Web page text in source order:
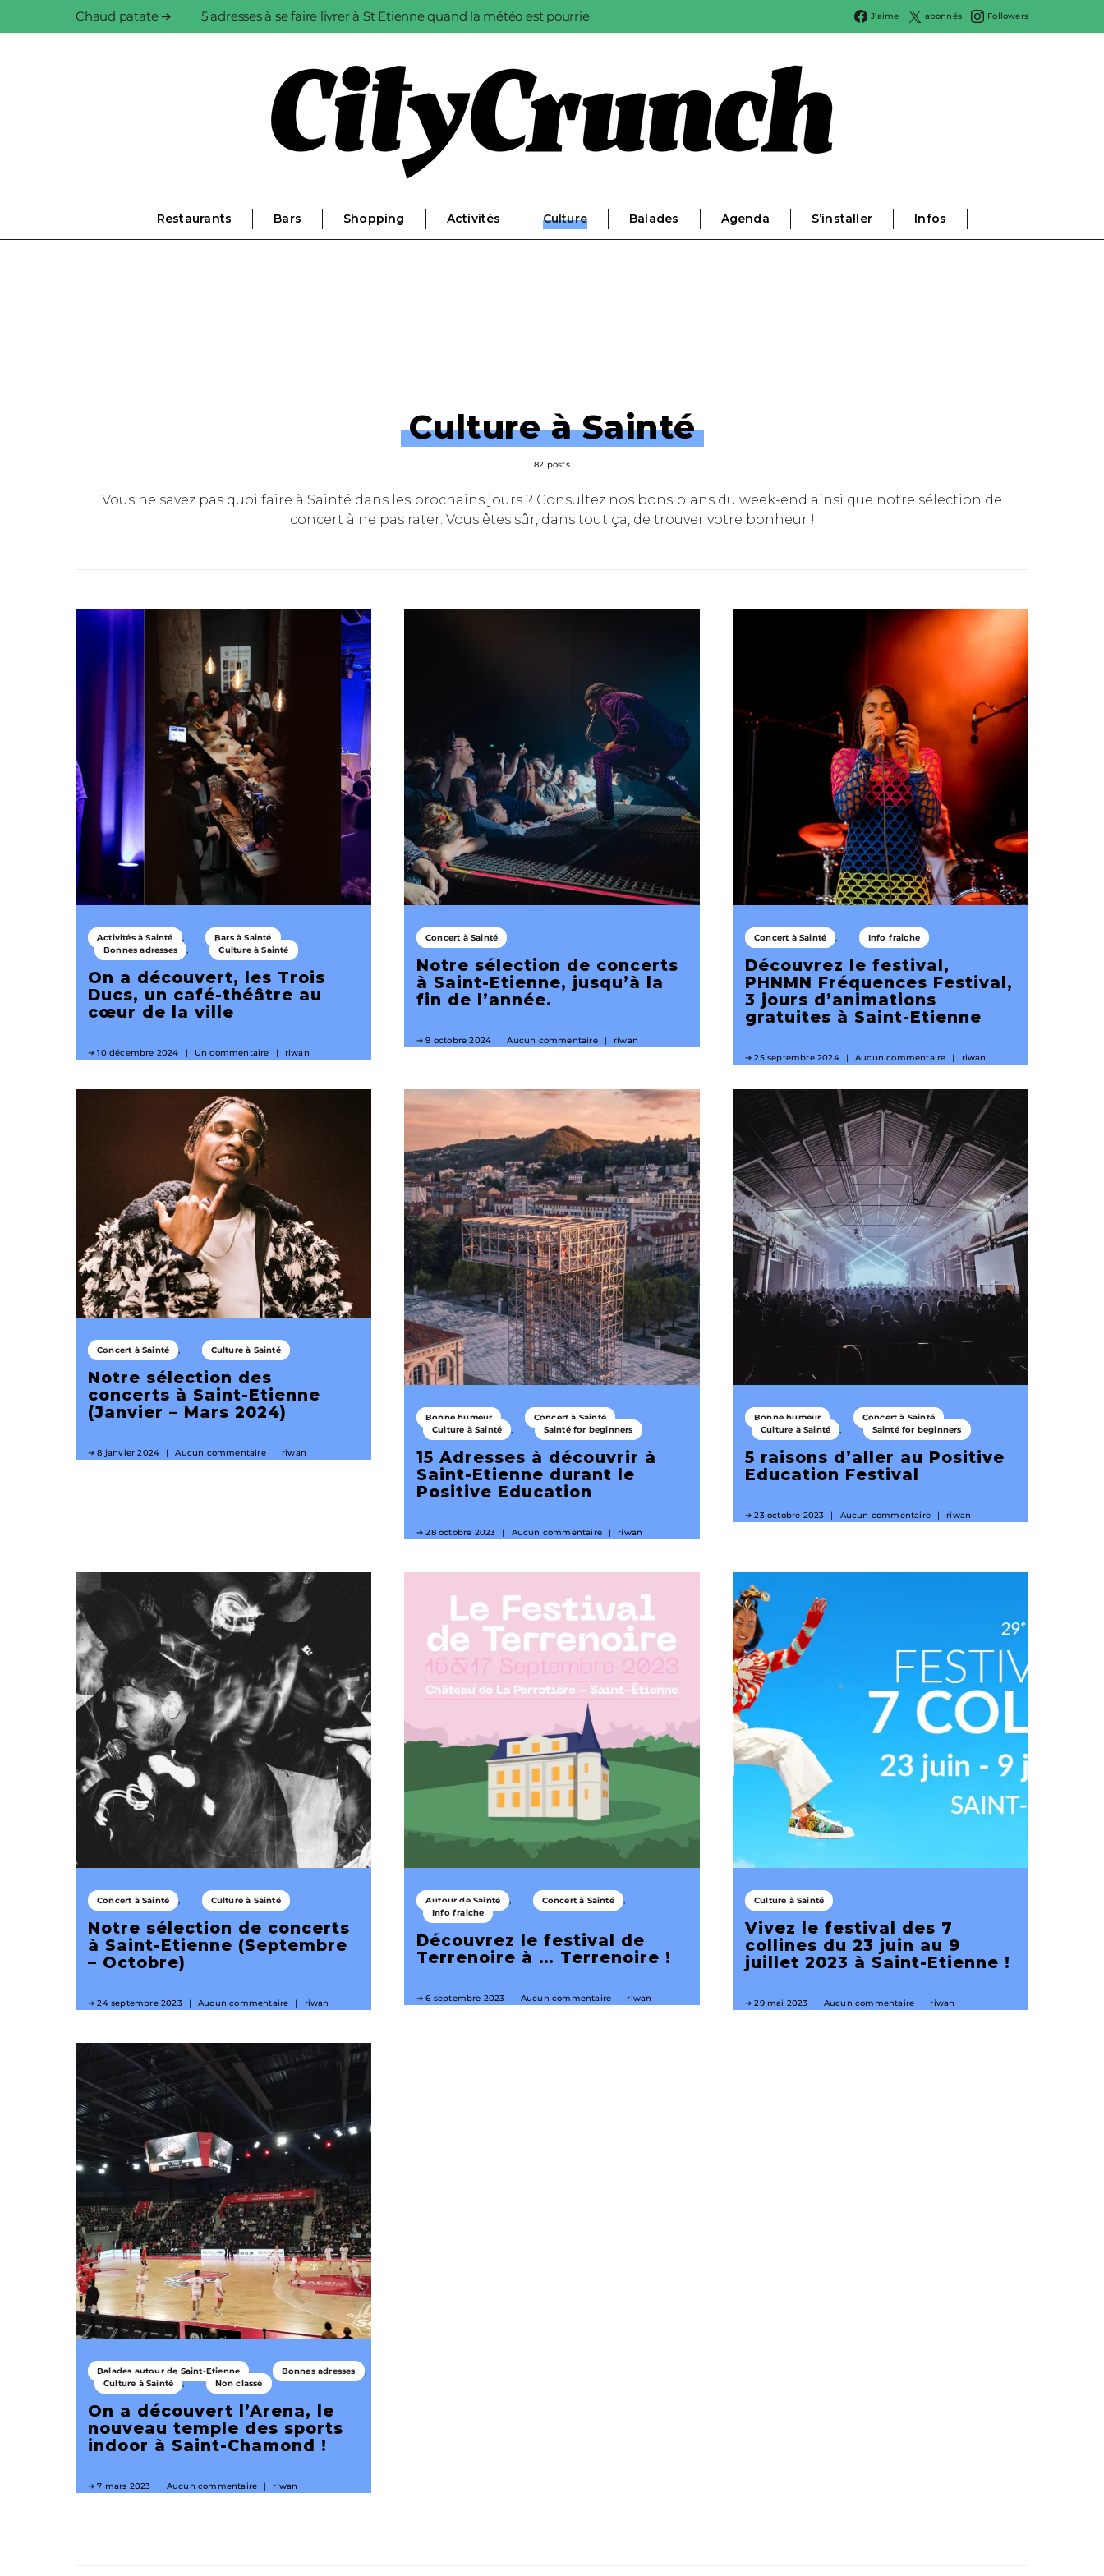
Chaud patate ➔ 5 adresses à se faire livrer à St Etienne quand la météo est pourrie J'aime abonnés Followers
Restaurants Bars Shopping Activités Culture Balades Agenda S’installer Infos
Culture à Sainté
82 posts
Vous ne savez pas quoi faire à Sainté dans les prochains jours ? Consultez nos bons plans du week-end ainsi que notre sélection de
concert à ne pas rater. Vous êtes sûr, dans tout ça, de trouver votre bonheur !
Activités à Sainté
Bars à Sainté
Bonnes adresses
Culture à Sainté
On a découvert, les Trois
Ducs, un café-théâtre au
cœur de la ville
10 décembre 2024 Un commentaire riwan
Concert à Sainté
Notre sélection de concerts
à Saint-Etienne, jusqu’à la
fin de l’année.
9 octobre 2024 Aucun commentaire riwan
Concert à Sainté Info fraiche
Découvrez le festival,
PHNMN Fréquences Festival,
3 jours d’animations
gratuites à Saint-Etienne
25 septembre 2024 Aucun commentaire riwan
Concert à Sainté Culture à Sainté
Notre sélection des
concerts à Saint-Etienne
(Janvier – Mars 2024)
8 janvier 2024 Aucun commentaire riwan
Bonne humeur
Concert à Sainté
Culture à Sainté
Sainté for beginners
15 Adresses à découvrir à
Saint-Etienne durant le
Positive Education
28 octobre 2023 Aucun commentaire riwan
Bonne humeur
Concert à Sainté
Culture à Sainté
Sainté for beginners
5 raisons d’aller au Positive
Education Festival
23 octobre 2023 Aucun commentaire riwan
Concert à Sainté Culture à Sainté
Notre sélection de concerts
à Saint-Etienne (Septembre
– Octobre)
24 septembre 2023 Aucun commentaire riwan
Autour de Sainté
Concert à Sainté
Info fraiche
Découvrez le festival de
Terrenoire à … Terrenoire !
6 septembre 2023 Aucun commentaire riwan
Culture à Sainté
Vivez le festival des 7
collines du 23 juin au 9
juillet 2023 à Saint-Etienne !
29 mai 2023 Aucun commentaire riwan
Balades autour de Saint-Etienne
Bonnes adresses
Culture à Sainté
Non classé
On a découvert l’Arena, le
nouveau temple des sports
indoor à Saint-Chamond !
7 mars 2023 Aucun commentaire riwan